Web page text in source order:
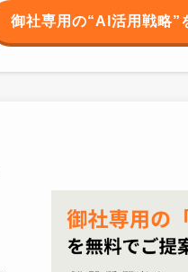
御社専用の“AI活用戦略”